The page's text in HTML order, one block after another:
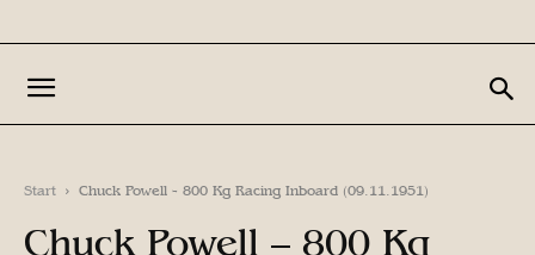
Start Chuck Powell - 800 Kg Racing Inboard (09.11.1951)
Chuck Powell – 800 Kg